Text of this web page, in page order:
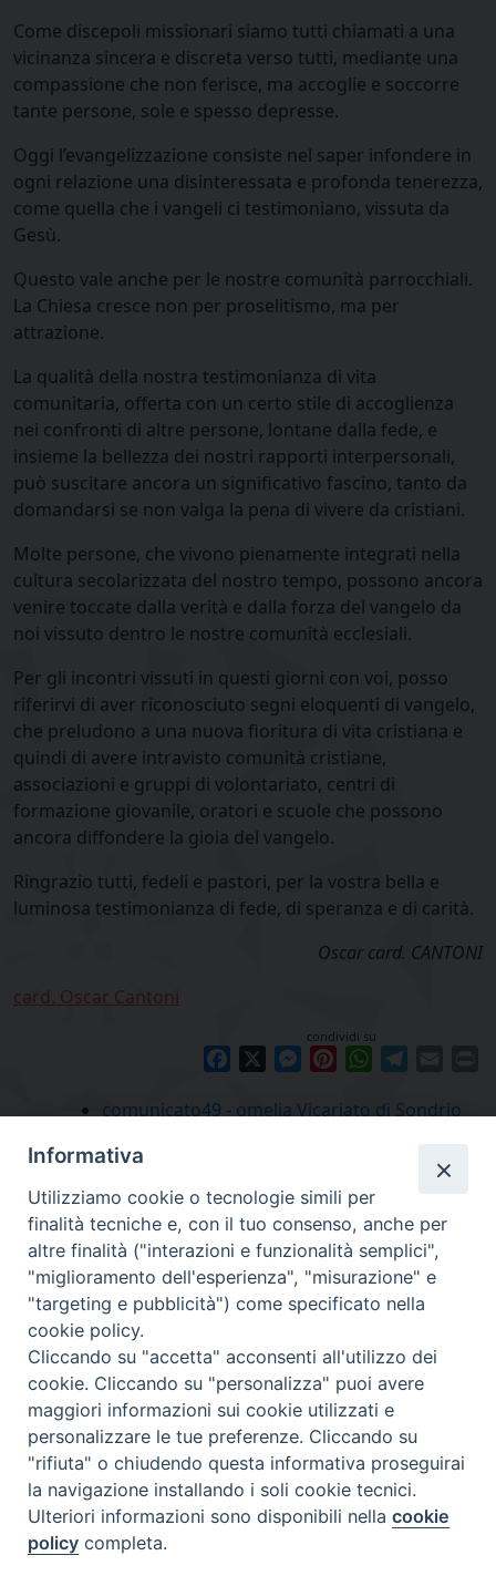
Come discepoli missionari siamo tutti chiamati a una
vicinanza sincera e discreta verso tutti, mediante una
compassione che non ferisce, ma accoglie e soccorre
tante persone, sole e spesso depresse.
Oggi l’evangelizzazione consiste nel saper infondere in
ogni relazione una disinteressata e profonda tenerezza,
come quella che i vangeli ci testimoniano, vissuta da
Gesù.
Questo vale anche per le nostre comunità parrocchiali.
La Chiesa cresce non per proselitismo, ma per
attrazione.
La qualità della nostra testimonianza di vita
comunitaria, offerta con un certo stile di accoglienza
nei confronti di altre persone, lontane dalla fede, e
insieme la bellezza dei nostri rapporti interpersonali,
può suscitare ancora un significativo fascino, tanto da
domandarsi se non valga la pena di vivere da cristiani.
Molte persone, che vivono pienamente integrati nella
cultura secolarizzata del nostro tempo, possono ancora
venire toccate dalla verità e dalla forza del vangelo da
noi vissuto dentro le nostre comunità ecclesiali.
Per gli incontri vissuti in questi giorni con voi, posso
riferirvi di aver riconosciuto segni eloquenti di vangelo,
che preludono a una nuova fioritura di vita cristiana e
quindi di avere intravisto comunità cristiane,
associazioni e gruppi di volontariato, centri di
formazione giovanile, oratori e scuole che possono
ancora diffondere la gioia del vangelo.
Ringrazio tutti, fedeli e pastori, per la vostra bella e
luminosa testimonianza di fede, di speranza e di carità.
Oscar card. CANTONI
card. Oscar Cantoni
condividi su
Facebook Messenger
PinterestWhatsApp
comunicato49 - omelia Vicariato di Sondrio
Diocesi
di Como
Diocesi di Como | piazza Grimoldi, 5
Riproduzione solo con permesso.
Informativa
Utilizziamo cookie o tecnologie simili per
finalità tecniche e, con il tuo consenso, anche per
altre finalità ("interazioni e funzionalità semplici",
"miglioramento dell'esperienza", "misurazione" e
"targeting e pubblicità") come specificato nella
cookie policy.
Cliccando su "accetta" acconsenti all'utilizzo dei
cookie. Cliccando su "personalizza" puoi avere
maggiori informazioni sui cookie utilizzati e
personalizzare le tue preferenze. Cliccando su
"rifiuta" o chiudendo questa informativa proseguirai
la navigazione installando i soli cookie tecnici.
Ulteriori informazioni sono disponibili nellacookie
policy completa.